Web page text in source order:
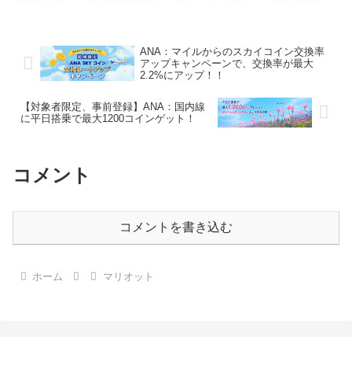
トから抜粋）事前登録が必要です
ので、忘れずに...
抜粋）ポイント購入はこちらから
セ...
ANA：マイルからのスカイコイン交換率
アップキャンペーンで、交換率が最大
2.2%にアップ！！
【対象者限定、事前登録】ANA：国内線
に平日搭乗で最大1200コインゲット！
コメント
コメントを書き込む
ホーム マリオット